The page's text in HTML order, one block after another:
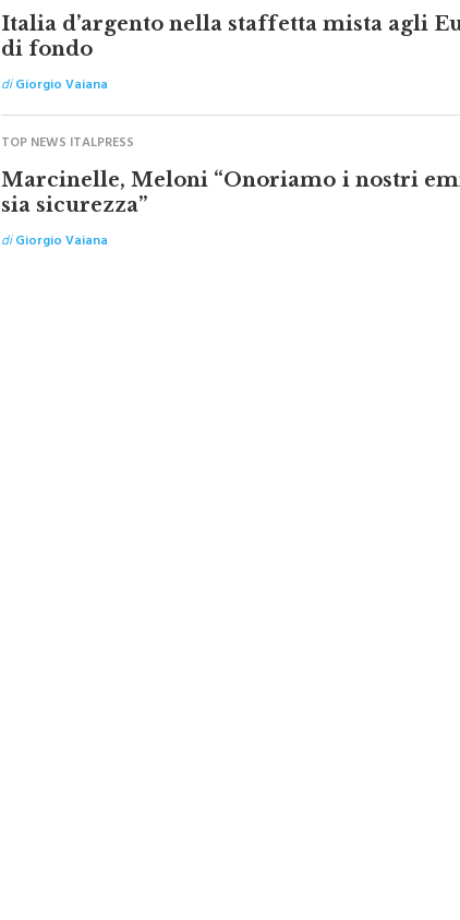
Italia d’argento nella staffetta mista agli
di fondo
diGiorgio Vaiana
TOP NEWS ITALPRESS
Marcinelle, Meloni “Onoriamo i nostri
sia sicurezza”
diGiorgio Vaiana